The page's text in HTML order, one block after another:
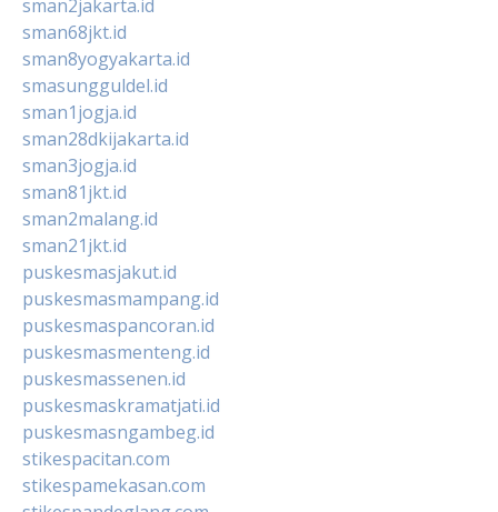
sman2jakarta.id
sman68jkt.id
sman8yogyakarta.id
smasungguldel.id
sman1jogja.id
sman28dkijakarta.id
sman3jogja.id
sman81jkt.id
sman2malang.id
sman21jkt.id
puskesmasjakut.id
puskesmasmampang.id
puskesmaspancoran.id
puskesmasmenteng.id
puskesmassenen.id
puskesmaskramatjati.id
puskesmasngambeg.id
stikespacitan.com
stikespamekasan.com